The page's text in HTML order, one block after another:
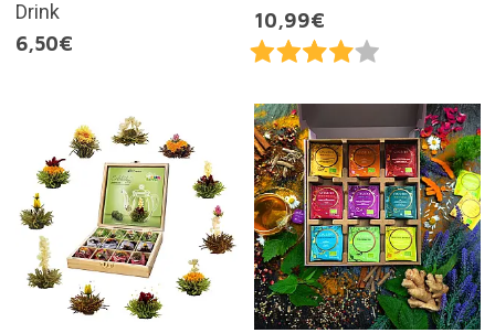
Drink
6,50€
10,99€